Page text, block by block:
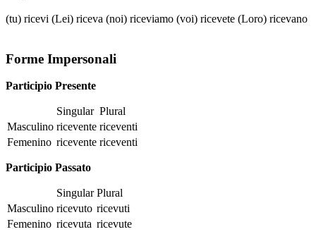
(tu) ricevi (Lei) riceva (noi) riceviamo (voi) ricevete (Loro) ricevano
Forme Impersonali
Participio Presente
Singular Plural
Masculino ricevente riceventi
Femenino ricevente riceventi
Participio Passato
Singular Plural
Masculino ricevuto ricevuti
Femenino ricevuta ricevute